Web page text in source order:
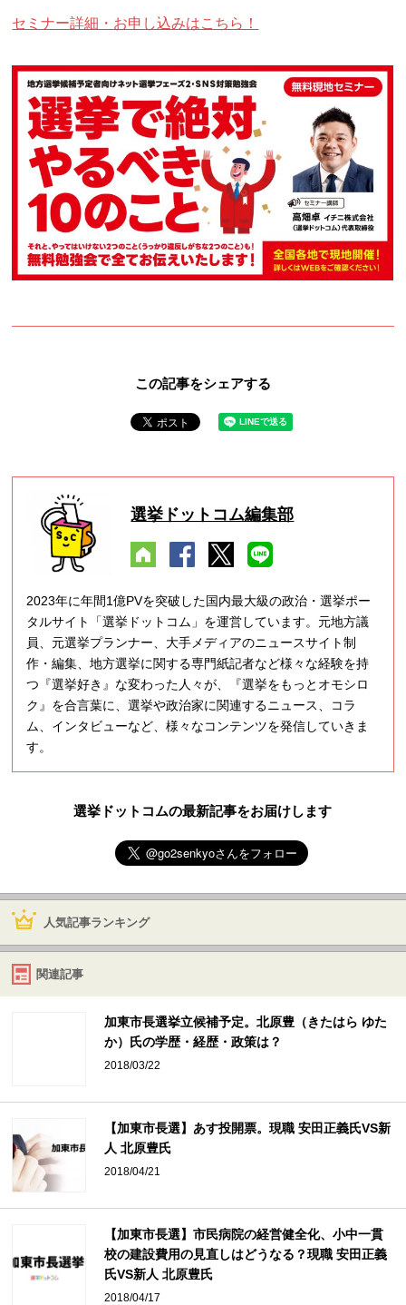
セミナー詳細・お申し込みはこちら！
この記事をシェアする
選挙ドットコム編集部
2023年に年間1億PVを突破した国内最大級の政治・選挙ポー
タルサイト「選挙ドットコム」を運営しています。元地方議
員、元選挙プランナー、大手メディアのニュースサイト制
作・編集、地方選挙に関する専門紙記者など様々な経験を持
つ『選挙好き』な変わった人々が、『選挙をもっとオモシロ
ク』を合言葉に、選挙や政治家に関連するニュース、コラ
ム、インタビューなど、様々なコンテンツを発信していきま
す。
選挙ドットコムの最新記事をお届けします
人気記事ランキング
関連記事
加東市長選挙立候補予定。北原豊（きたはら ゆた
か）氏の学歴・経歴・政策は？
2018/03/22
【加東市長選】あす投開票。現職 安田正義氏VS新
人 北原豊氏
2018/04/21
【加東市長選】市民病院の経営健全化、小中一貫
校の建設費用の見直しはどうなる？現職 安田正義
氏VS新人 北原豊氏
2018/04/17